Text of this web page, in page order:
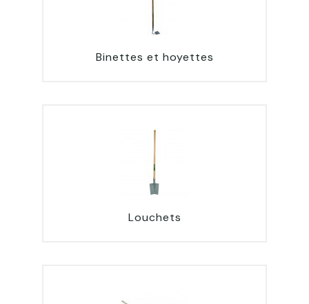
Binettes et hoyettes
Louchets